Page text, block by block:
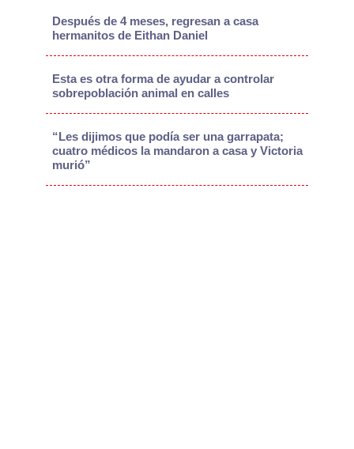
Después de 4 meses, regresan a casa
hermanitos de Eithan Daniel
Esta es otra forma de ayudar a controlar
sobrepoblación animal en calles
“Les dijimos que podía ser una garrapata;
cuatro médicos la mandaron a casa y Victoria
murió”